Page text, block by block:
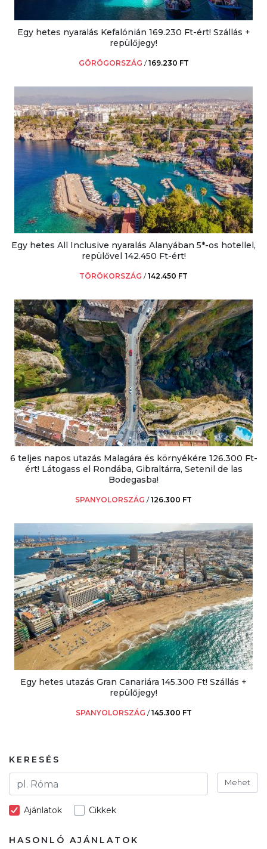
Egy hetes nyaralás Kefalónián 169.230 Ft-ért! Szállás +
repülőjegy!
GÖRÖGORSZÁG /169.230 FT
Egy hetes All Inclusive nyaralás Alanyában 5*-os hotellel,
repülővel 142.450 Ft-ért!
TÖRÖKORSZÁG /142.450 FT
6 teljes napos utazás Malagára és környékére 126.300 Ft-
ért! Látogass el Rondába, Gibraltárra, Setenil de las
Bodegasba!
SPANYOLORSZÁG /126.300 FT
Egy hetes utazás Gran Canariára 145.300 Ft! Szállás +
repülőjegy!
SPANYOLORSZÁG /145.300 FT
KERESÉS
Mehet
Ajánlatok Cikkek
HASONLÓ AJÁNLATOK